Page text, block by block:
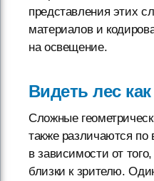
представления этих
материалов и
на освещение.
Видеть лес
Сложные
также различаются
в зависимости от
близки к зрителю.